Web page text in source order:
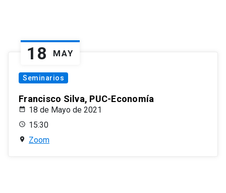
18 MAY
Seminarios
Francisco Silva, PUC-Economía
18 de Mayo de 2021
15:30
Zoom